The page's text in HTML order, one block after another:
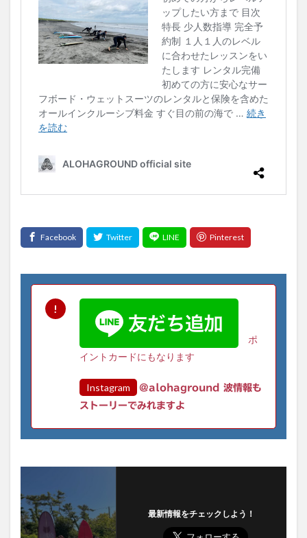
ポ
イントカードにもなります
Instagram
@alohaground 波情報も
ストーリーでみれますよ
最新情報をチェックしよう！